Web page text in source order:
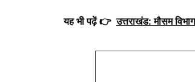
यह भी पढ़ें 👉 उत्तराखंड: मौसम